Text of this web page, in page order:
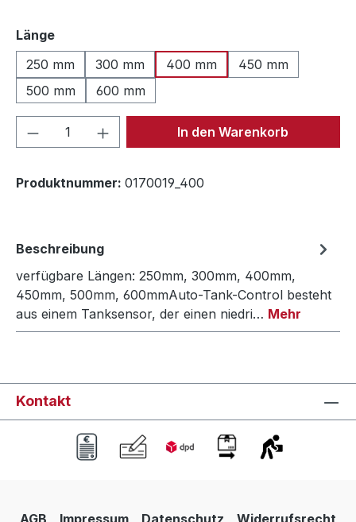
Längeauswählen
250 mm
300 mm 400 mm
450 mm
500 mm
600 mm
Produkt Anzahl: Gib denIn den Warenkorb
Produktnummer: 0170019_400
Beschreibung
verfügbare Längen: 250mm, 300mm, 400mm,
450mm, 500mm, 600mmAuto-Tank-Control besteht
aus einem Tanksensor, der einen niedri… Mehr
Kontakt